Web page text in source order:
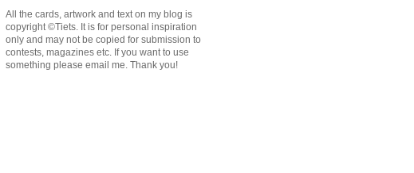
All the cards, artwork and text on my blog is
copyright ©Tiets. It is for personal inspiration
only and may not be copied for submission to
contests, magazines etc. If you want to use
something please email me. Thank you!